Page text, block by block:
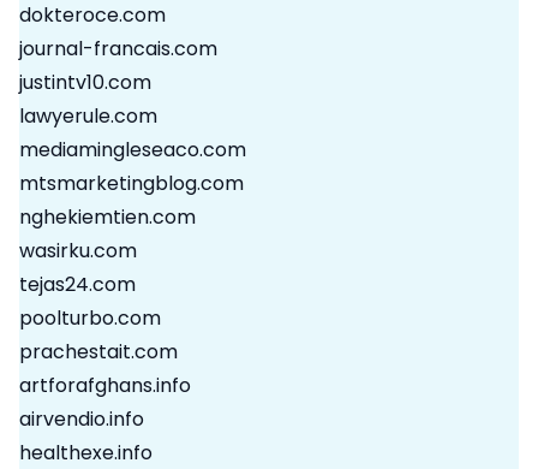
dokteroce.com
journal-francais.com
justintv10.com
lawyerule.com
mediamingleseaco.com
mtsmarketingblog.com
nghekiemtien.com
wasirku.com
tejas24.com
poolturbo.com
prachestait.com
artforafghans.info
airvendio.info
healthexe.info